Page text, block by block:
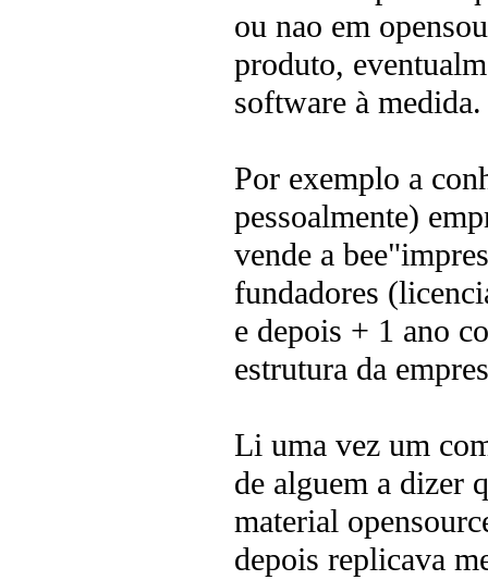
ou nao em
produto,
software à medida.
Por exemplo a
pessoalmente)
vende a
fundadores
e depois + 1 ano
estrutura da
Li uma vez um
de alguem a dizer
material
depois replicava